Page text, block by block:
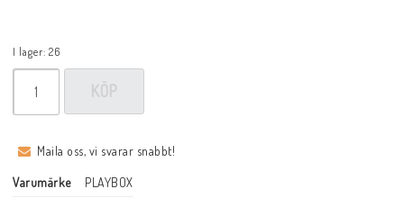
I lager: 26
KÖP
Maila oss, vi svarar snabbt!
Varumärke PLAYBOX